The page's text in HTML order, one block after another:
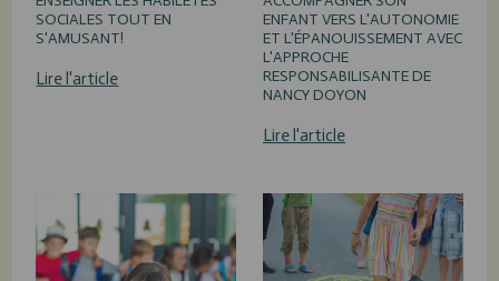
SOCIALES TOUT EN
S'AMUSANT!
Lire l'article
ENFANT VERS L'AUTONOMIE
ET L'ÉPANOUISSEMENT AVEC
L'APPROCHE
RESPONSABILISANTE DE
NANCY DOYON
Lire l'article